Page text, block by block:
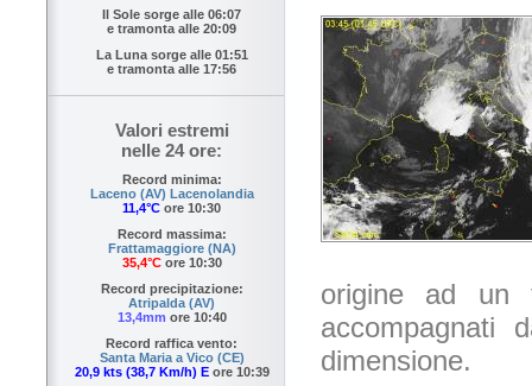
Il Sole sorge alle 06:07
e tramonta alle 20:09
La Luna sorge alle 01:51
e tramonta alle 17:56
Valori estremi
nelle 24 ore:
Record minima:
Laceno (AV) Lacenolandia
11,4°C ore 10:30
Record massima:
Frattamaggiore (NA)
35,4°Core 10:30
Record precipitazione:
Atripalda (AV)
13,4mm ore 10:40
Record raffica vento:
Santa Maria a Vico (CE)
20,9 kts (38,7 Km/h) Eore 10:39
origine ad un
accompagnati
dimensione.